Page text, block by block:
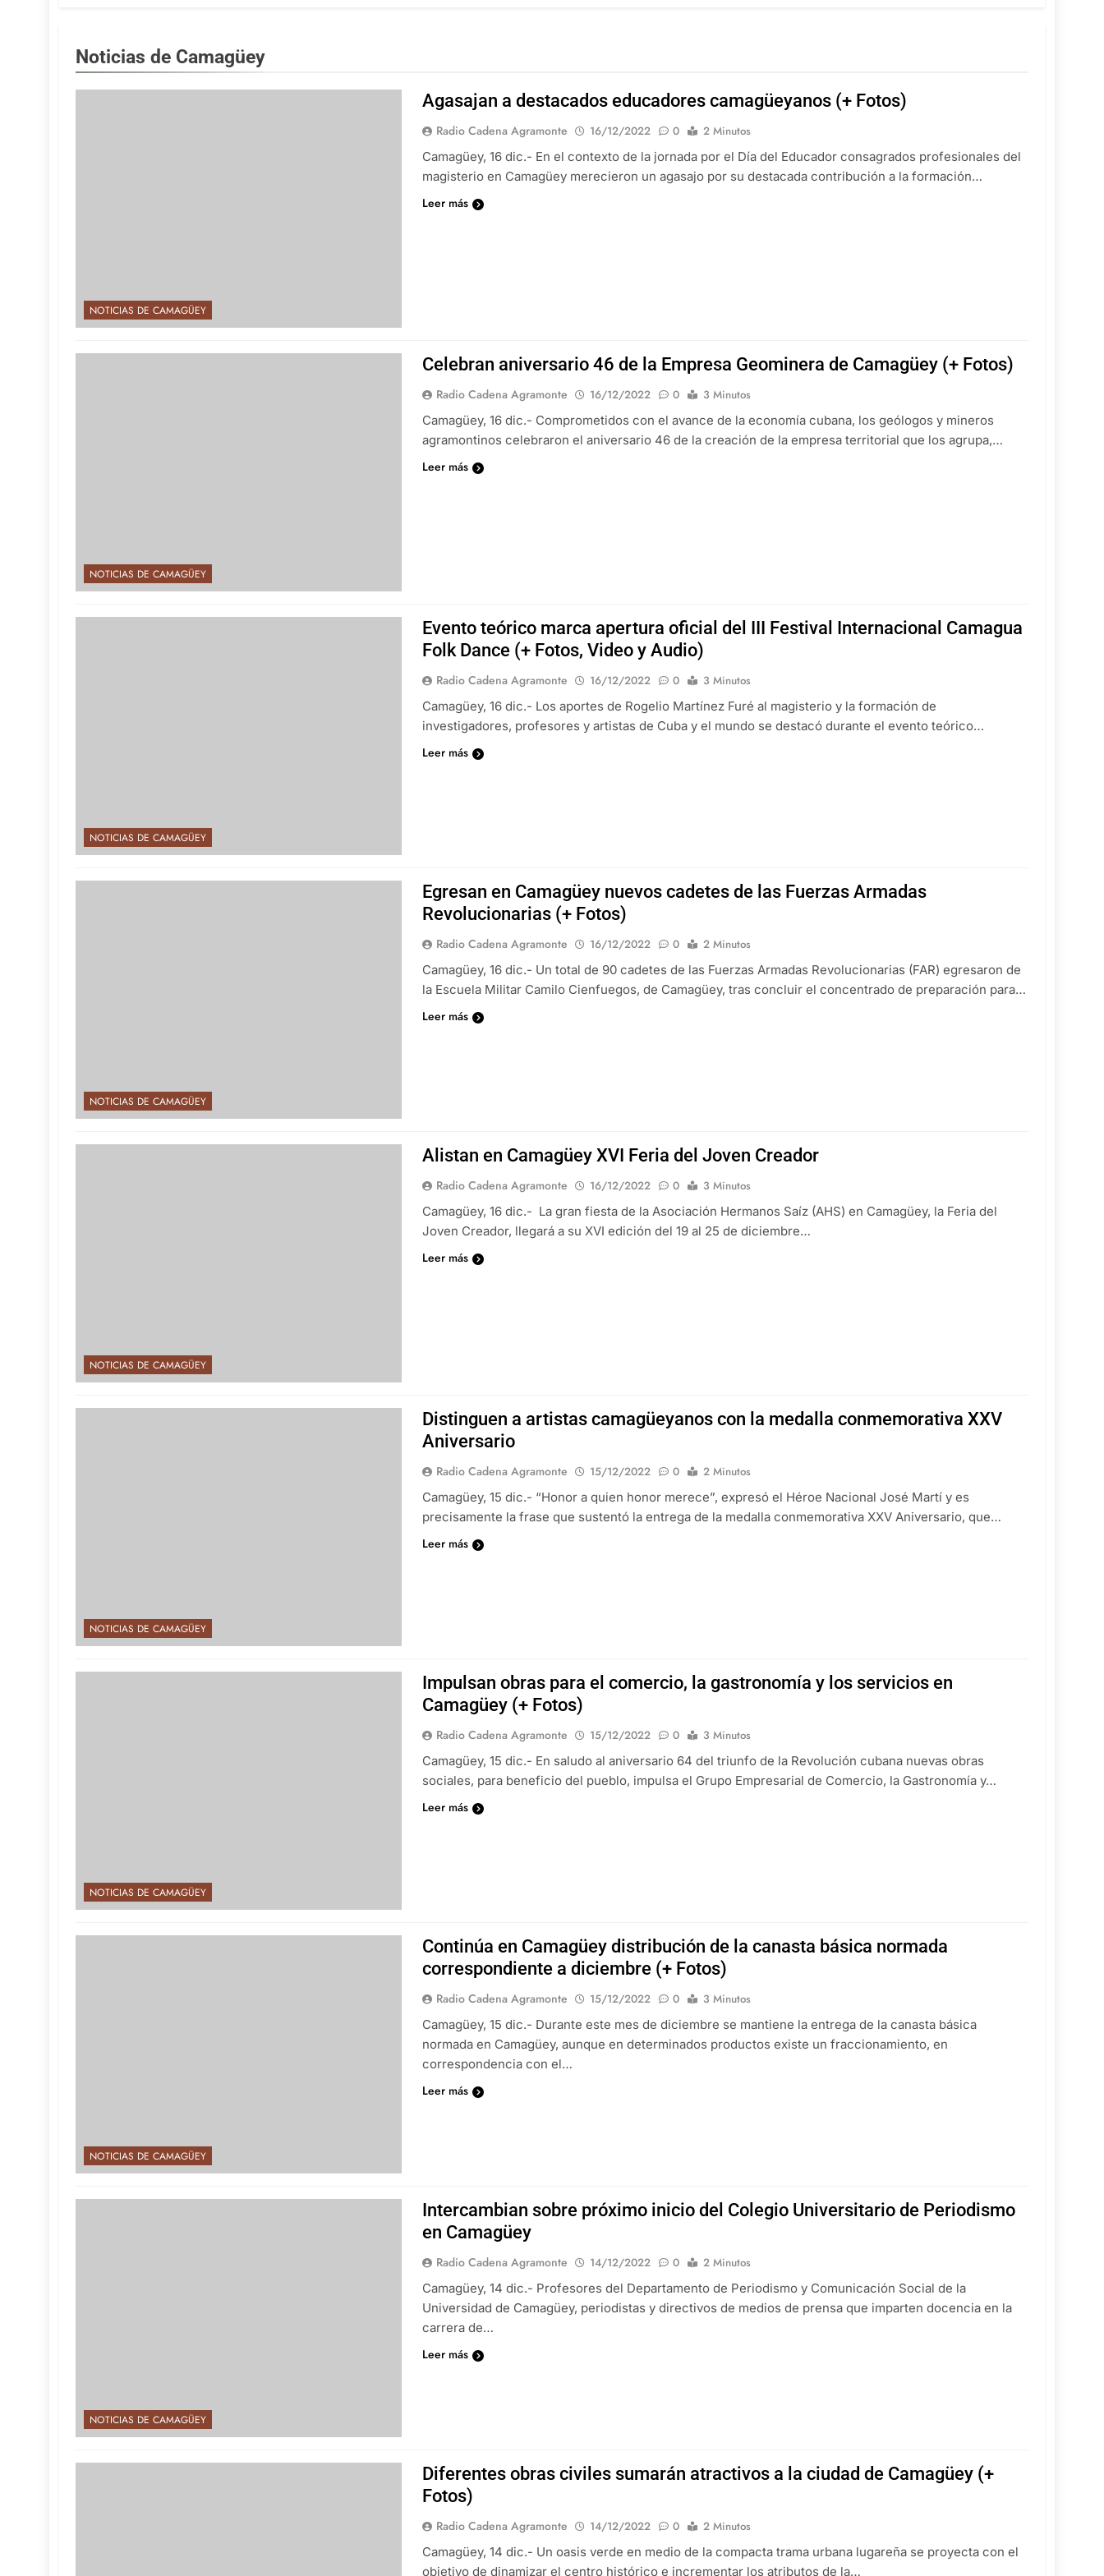
Noticias de Camagüey
NOTICIAS DE CAMAGÜEY
Agasajan a destacados educadores camagüeyanos (+ Fotos)
Radio Cadena Agramonte 16/12/2022 0
2 Minutos
Camagüey, 16 dic.- En el contexto de la jornada por el Día del Educador consagrados profesionales del
magisterio en Camagüey merecieron un agasajo por su destacada contribución a la formación…
Leer más
NOTICIAS DE CAMAGÜEY
Celebran aniversario 46 de la Empresa Geominera de Camagüey (+ Fotos)
Radio Cadena Agramonte 16/12/2022 0
3 Minutos
Camagüey, 16 dic.- Comprometidos con el avance de la economía cubana, los geólogos y mineros
agramontinos celebraron el aniversario 46 de la creación de la empresa territorial que los agrupa,…
Leer más
NOTICIAS DE CAMAGÜEY
Evento teórico marca apertura oficial del III Festival Internacional Camagua
Folk Dance (+ Fotos, Video y Audio)
Radio Cadena Agramonte 16/12/2022 0
3 Minutos
Camagüey, 16 dic.- Los aportes de Rogelio Martínez Furé al magisterio y la formación de
investigadores, profesores y artistas de Cuba y el mundo se destacó durante el evento teórico…
Leer más
NOTICIAS DE CAMAGÜEY
Egresan en Camagüey nuevos cadetes de las Fuerzas Armadas
Revolucionarias (+ Fotos)
Radio Cadena Agramonte 16/12/2022 0
2 Minutos
Camagüey, 16 dic.- Un total de 90 cadetes de las Fuerzas Armadas Revolucionarias (FAR) egresaron de
la Escuela Militar Camilo Cienfuegos, de Camagüey, tras concluir el concentrado de preparación para…
Leer más
NOTICIAS DE CAMAGÜEY
Alistan en Camagüey XVI Feria del Joven Creador
Radio Cadena Agramonte 16/12/2022 0
3 Minutos
Camagüey, 16 dic.- La gran fiesta de la Asociación Hermanos Saíz (AHS) en Camagüey, la Feria del
Joven Creador, llegará a su XVI edición del 19 al 25 de diciembre…
Leer más
NOTICIAS DE CAMAGÜEY
Distinguen a artistas camagüeyanos con la medalla conmemorativa XXV
Aniversario
Radio Cadena Agramonte 15/12/2022 0
2 Minutos
Camagüey, 15 dic.- “Honor a quien honor merece”, expresó el Héroe Nacional José Martí y es
precisamente la frase que sustentó la entrega de la medalla conmemorativa XXV Aniversario, que…
Leer más
NOTICIAS DE CAMAGÜEY
Impulsan obras para el comercio, la gastronomía y los servicios en
Camagüey (+ Fotos)
Radio Cadena Agramonte 15/12/2022 0
3 Minutos
Camagüey, 15 dic.- En saludo al aniversario 64 del triunfo de la Revolución cubana nuevas obras
sociales, para beneficio del pueblo, impulsa el Grupo Empresarial de Comercio, la Gastronomía y…
Leer más
NOTICIAS DE CAMAGÜEY
Continúa en Camagüey distribución de la canasta básica normada
correspondiente a diciembre (+ Fotos)
Radio Cadena Agramonte 15/12/2022 0
3 Minutos
Camagüey, 15 dic.- Durante este mes de diciembre se mantiene la entrega de la canasta básica
normada en Camagüey, aunque en determinados productos existe un fraccionamiento, en
correspondencia con el…
Leer más
NOTICIAS DE CAMAGÜEY
Intercambian sobre próximo inicio del Colegio Universitario de Periodismo
en Camagüey
Radio Cadena Agramonte 14/12/2022 0
2 Minutos
Camagüey, 14 dic.- Profesores del Departamento de Periodismo y Comunicación Social de la
Universidad de Camagüey, periodistas y directivos de medios de prensa que imparten docencia en la
carrera de…
Leer más
Diferentes obras civiles sumarán atractivos a la ciudad de Camagüey (+
Fotos)
Radio Cadena Agramonte 14/12/2022 0
2 Minutos
Camagüey, 14 dic.- Un oasis verde en medio de la compacta trama urbana lugareña se proyecta con el
objetivo de dinamizar el centro histórico e incrementar los atributos de la…